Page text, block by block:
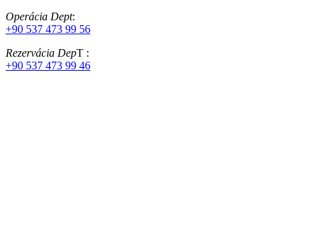
Operácia Dept:
+90 537 473 99 56
Rezervácia DepT :
+90 537 473 99 46